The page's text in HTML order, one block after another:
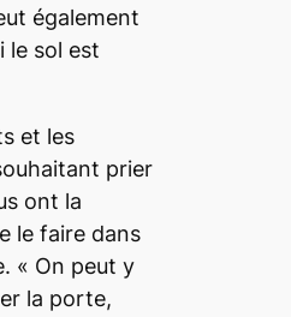
également
le sol est
et les
prier
ont la
le faire dans
« On peut y
la porte,